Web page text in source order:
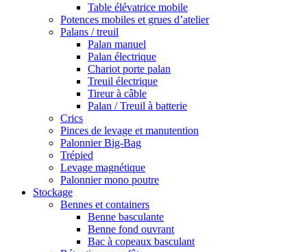
Table élévatrice mobile
Potences mobiles et grues d’atelier
Palans / treuil
Palan manuel
Palan électrique
Chariot porte palan
Treuil électrique
Tireur à câble
Palan / Treuil à batterie
Crics
Pinces de levage et manutention
Palonnier Big-Bag
Trépied
Levage magnétique
Palonnier mono poutre
Stockage
Bennes et containers
Benne basculante
Benne fond ouvrant
Bac à copeaux basculant